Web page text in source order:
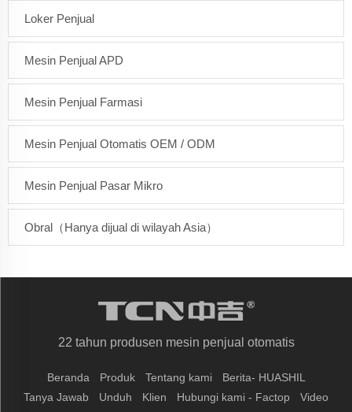
Loker Penjual
Mesin Penjual APD
Mesin Penjual Farmasi
Mesin Penjual Otomatis OEM / ODM
Mesin Penjual Pasar Mikro
Obral（Hanya dijual di wilayah Asia）
22 tahun produsen mesin penjual otomatis
Beranda Produk Tentang kami
Berita- HUASHIL
Tanya Jawab
Unduh Klien Hubungi kami - Factop Video